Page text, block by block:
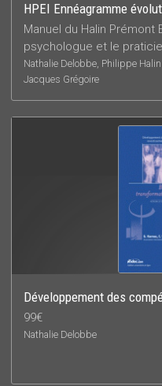
HPEI Ennéagramme
Manuel du Halin Prémont
psychologue et le
Nathalie Delobbe, Philippe Halin
Jacques Grégoire
Développement des
99€
Nathalie Delobbe